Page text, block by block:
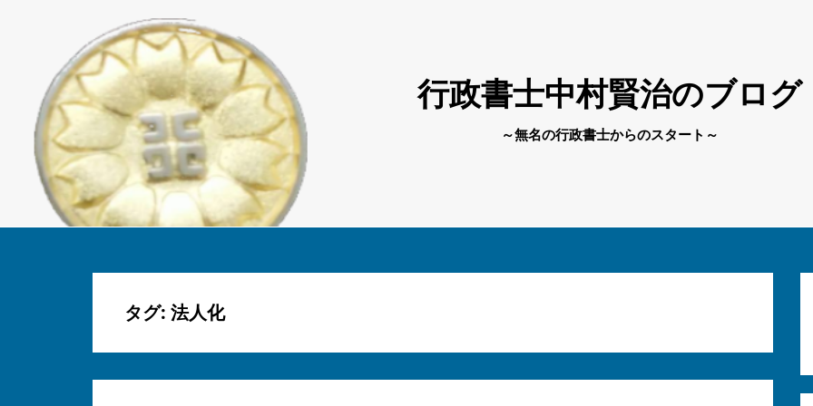
行政書士中村賢治のブログ
～無名の行政書士からのスタート～
タグ: 法人化